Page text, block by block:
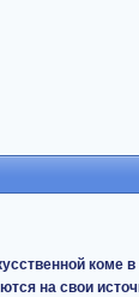
коме
на свои